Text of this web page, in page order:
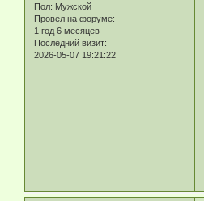
Пол: Мужской
Провел на форуме:
1 год 6 месяцев
Последний визит:
2026-05-07 19:21:22